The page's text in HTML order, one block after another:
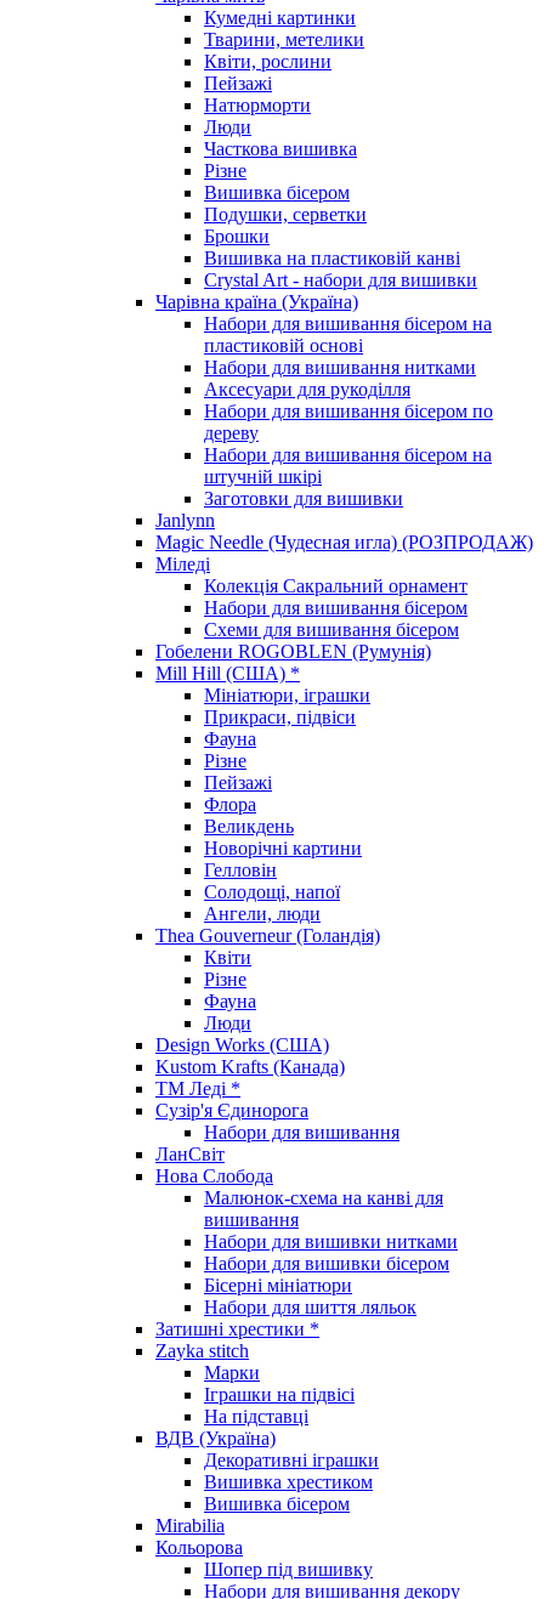
Кумедні картинки
Тварини, метелики
Квіти, рослини
Пейзажі
Натюрморти
Люди
Часткова вишивка
Різне
Вишивка бісером
Подушки, серветки
Брошки
Вишивка на пластиковій канві
Crystal Art - набори для вишивки
Чарівна країна (Україна)
Набори для вишивання бісером на
пластиковій основі
Набори для вишивання нитками
Аксесуари для рукоділля
Набори для вишивання бісером по
дереву
Набори для вишивання бісером на
штучній шкірі
Заготовки для вишивки
Janlynn
Magic Needle (Чудесная игла) (РОЗПРОДАЖ)
Міледі
Колекція Сакральний орнамент
Набори для вишивання бісером
Схеми для вишивання бісером
Гобелени ROGOBLEN (Румунія)
Mill Hill (США) *
Мініатюри, іграшки
Прикраси, підвіси
Фауна
Різне
Пейзажі
Флора
Великдень
Новорічні картини
Гелловін
Солодощі, напої
Ангели, люди
Thea Gouverneur (Голандія)
Квіти
Різне
Фауна
Люди
Design Works (США)
Kustom Krafts (Канада)
ТМ Леді *
Сузір'я Єдинорога
Набори для вишивання
ЛанСвіт
Нова Слобода
Малюнок-схема на канві для
вишивання
Набори для вишивки нитками
Набори для вишивки бісером
Бісерні мініатюри
Набори для шиття ляльок
Затишні хрестики *
Zayka stitch
Марки
Іграшки на підвісі
На підставці
ВДВ (Україна)
Декоративні іграшки
Вишивка хрестиком
Вишивка бісером
Mirabilia
Кольорова
Шопер під вишивку
Набори для вишивання декору